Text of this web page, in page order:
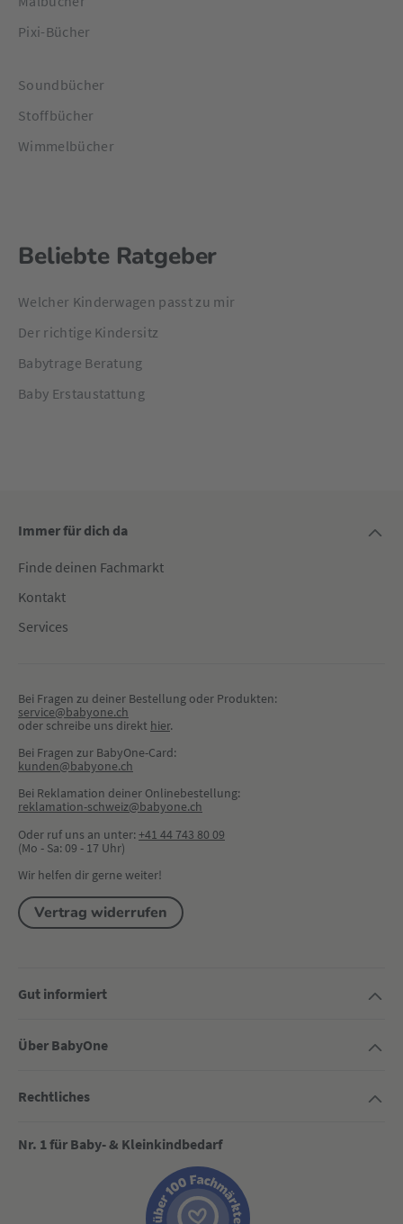
Pixi-Bücher
Soundbücher
Stoffbücher
Wimmelbücher
Beliebte Ratgeber
Welcher Kinderwagen passt zu mir
Der richtige Kindersitz
Babytrage Beratung
Baby Erstaustattung
Immer für dich da
Finde deinen Fachmarkt
Kontakt
Services
Bei Fragen zu deiner Bestellung oder Produkten:
service@babyone.ch
oder schreibe uns direkt hier.
Bei Fragen zur BabyOne-Card:
kunden@babyone.ch
Bei Reklamation deiner Onlinebestellung:
reklamation-schweiz@babyone.ch
Oder ruf uns an unter:+41 44 743 80 09
(Mo - Sa: 09 - 17 Uhr)
Wir helfen dir gerne weiter!
Vertrag widerrufen
Gut informiert
Über BabyOne
Rechtliches
Nr. 1 für Baby- & Kleinkindbedarf